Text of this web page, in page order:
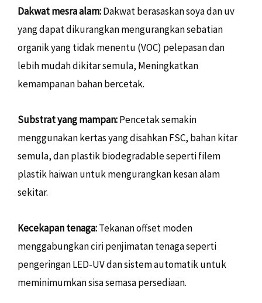
Dakwat mesra alam:Dakwat berasaskan soya dan uv
yang dapat dikurangkan mengurangkan sebatian
organik yang tidak menentu (VOC) pelepasan dan
lebih mudah dikitar semula, Meningkatkan
kemampanan bahan bercetak.
Substrat yang mampan:Pencetak semakin
menggunakan kertas yang disahkan FSC, bahan kitar
semula, dan plastik biodegradable seperti filem
plastik haiwan untuk mengurangkan kesan alam
sekitar.
Kecekapan tenaga:Tekanan offset moden
menggabungkan ciri penjimatan tenaga seperti
pengeringan LED-UV dan sistem automatik untuk
meminimumkan sisa semasa persediaan.